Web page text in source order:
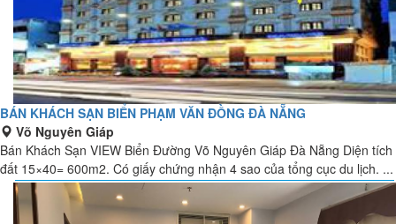
BÁN KHÁCH SẠN BIỂN PHẠM VĂN ĐỒNG ĐÀ NẴNG
Võ Nguyên Giáp
Bán Khách Sạn VIEW Biển Đường Võ Nguyên Giáp Đà Nẵng Diện tích
đất 15×40= 600m2. Có giấy chứng nhận 4 sao của tổng cục du lịch. ...